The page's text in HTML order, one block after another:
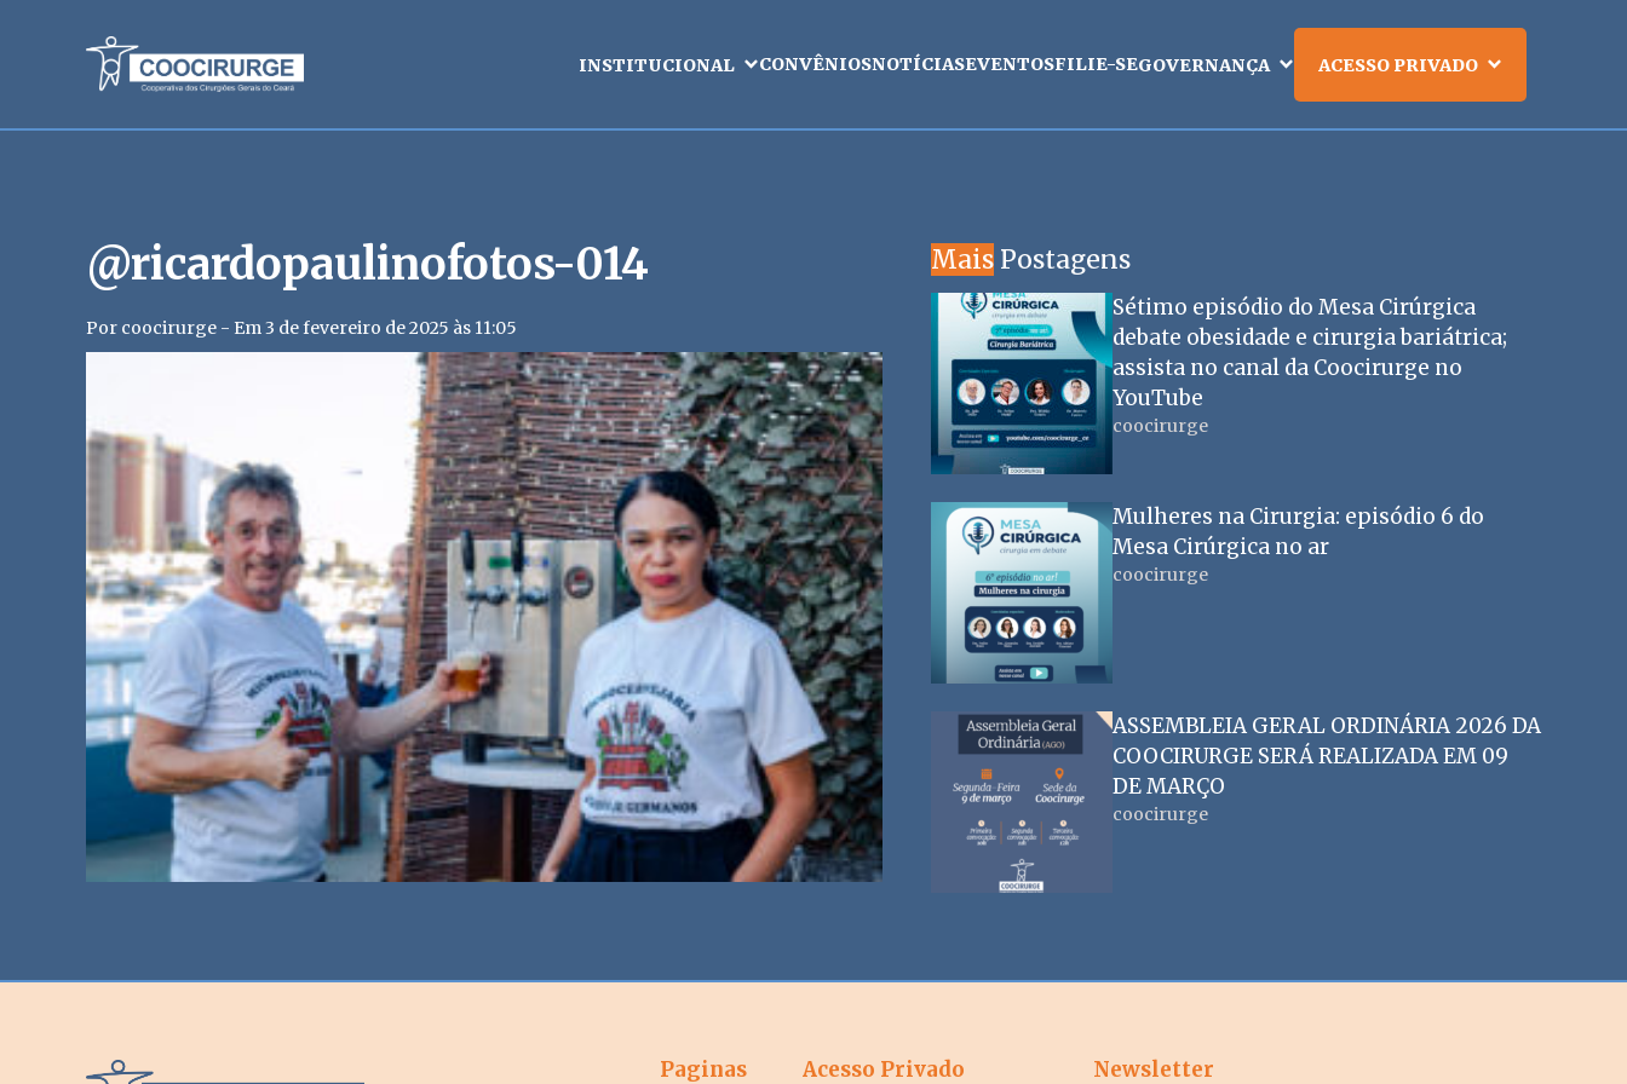
INSTITUCIONAL CONVÊNIOSNOTÍCIASEVENTOSFILIE-SEGOVERNANÇA ACESSO PRIVADO
@ricardopaulinofotos-014
Por coocirurge - Em 3 de fevereiro de 2025 às 11:05
Mais Postagens
Sétimo episódio do Mesa Cirúrgica
debate obesidade e cirurgia bariátrica;
assista no canal da Coocirurge no
YouTube
coocirurge
Mulheres na Cirurgia: episódio 6 do
Mesa Cirúrgica no ar
coocirurge
ASSEMBLEIA GERAL ORDINÁRIA 2026 DA
COOCIRURGE SERÁ REALIZADA EM 09
DE MARÇO
coocirurge
Paginas Acesso Privado Newsletter